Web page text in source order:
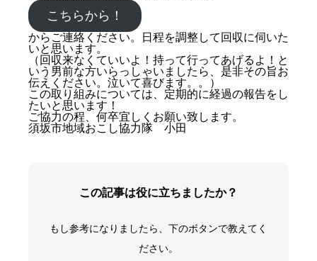
こちらから！
からご連絡ください。日程を調整して回収に伺いた
いと思います。
（回収来なくていいよ！持って行ってあげるよ！と
いう男前な方いらっしゃいましたら、是非その旨お
伝えください。泣いて喜びます。。）
この取り組みについては、定期的に経過の報告をし
たいと思います！
ご協力の程、何卒宜しくお願い致します。
須坂市地域おこし協力隊 小田
この記事は役に立ちましたか？
もし参考になりましたら、下のボタンで教えてく
ださい。